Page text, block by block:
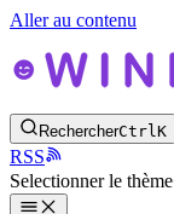
Aller au contenu
RechercherCtrlK
RSS
Selectionner le thème